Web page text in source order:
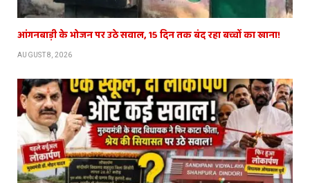
आंगनबाड़ी के भोजन पर उठे सवाल, 15 दिन तक बंद रहा बच्चों का खाना!
AUGUST 8, 2026